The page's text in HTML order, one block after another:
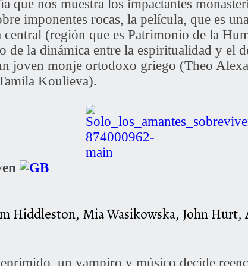
que nos muestra los impactantes
imponentes rocas, la película, que es
(región que es Patrimonio de la
de la dinámica entre la espiritualidad y el
joven monje ortodoxo griego (Theo
Koulieva).
Hiddleston, Mia Wasikowska, John Hurt,
un vampiro y músico decide